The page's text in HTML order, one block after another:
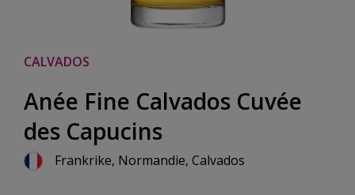
CALVADOS
Anée Fine Calvados Cuvée
des Capucins
Frankrike, Normandie, Calvados